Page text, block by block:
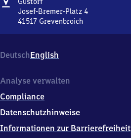
Josef-Bremer-Platz 4
41517 Grevenbroich
Bremer-
Platz
4
5
1
Grevenbroich
DeutschEnglish
Analyse verwalten
Compliance
Datenschutzhinweise
Informationen zur Barrierefreiheit